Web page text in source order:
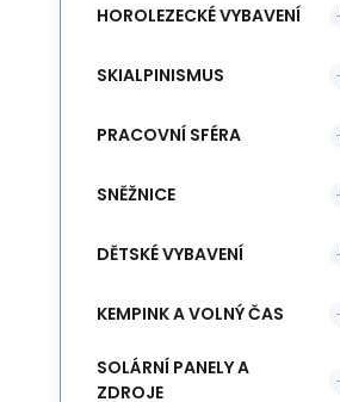
HOROLEZECKÉ VYBAVENÍ
SKIALPINISMUS
PRACOVNÍ SFÉRA
SNĚŽNICE
DĚTSKÉ VYBAVENÍ
KEMPINK A VOLNÝ ČAS
SOLÁRNÍ PANELY A
ZDROJE